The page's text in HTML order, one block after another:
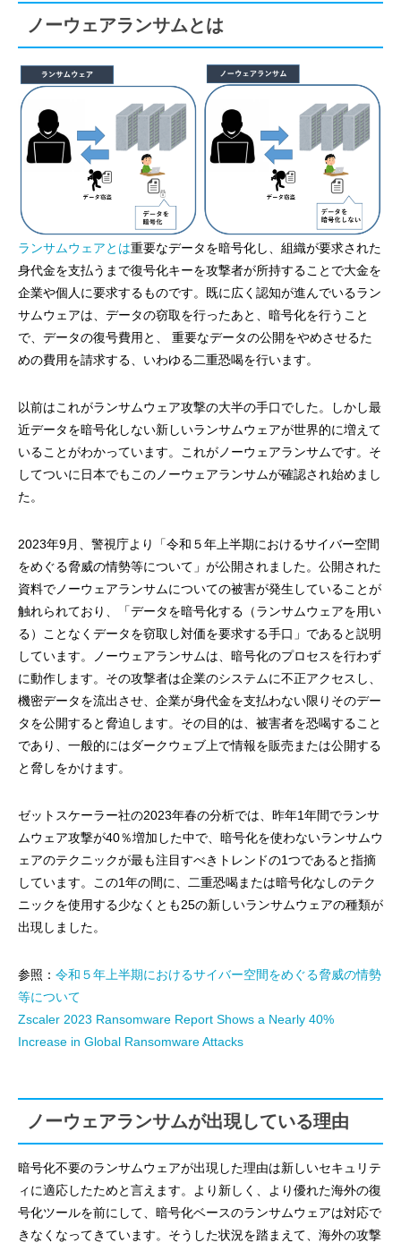
ノーウェアランサムとは
ランサムウェアとは重要なデータを暗号化し、組織が要求された
身代金を支払うまで復号化キーを攻撃者が所持することで大金を
企業や個人に要求するものです。既に広く認知が進んでいるラン
サムウェアは、データの窃取を行ったあと、暗号化を行うこと
で、データの復号費用と、 重要なデータの公開をやめさせるた
めの費用を請求する、いわゆる二重恐喝を行います。
以前はこれがランサムウェア攻撃の大半の手口でした。しかし最
近データを暗号化しない新しいランサムウェアが世界的に増えて
いることがわかっています。これがノーウェアランサムです。そ
してついに日本でもこのノーウェアランサムが確認され始めまし
た。
2023年9月、警視庁より「令和５年上半期におけるサイバー空間
をめぐる脅威の情勢等について」が公開されました。公開された
資料でノーウェアランサムについての被害が発生していることが
触れられており、「データを暗号化する（ランサムウェアを用い
る）ことなくデータを窃取し対価を要求する手口」であると説明
しています。ノーウェアランサムは、暗号化のプロセスを行わず
に動作します。その攻撃者は企業のシステムに不正アクセスし、
機密データを流出させ、企業が身代金を支払わない限りそのデー
タを公開すると脅迫します。その目的は、被害者を恐喝すること
であり、一般的にはダークウェブ上で情報を販売または公開する
と脅しをかけます。
ゼットスケーラー社の2023年春の分析では、昨年1年間でランサ
ムウェア攻撃が40％増加した中で、暗号化を使わないランサムウ
ェアのテクニックが最も注目すべきトレンドの1つであると指摘
しています。この1年の間に、二重恐喝または暗号化なしのテク
ニックを使用する少なくとも25の新しいランサムウェアの種類が
出現しました。
参照： 令和５年上半期におけるサイバー空間をめぐる脅威の情勢
等について
Zscaler 2023 Ransomware Report Shows a Nearly 40%
Increase in Global Ransomware Attacks
ノーウェアランサムが出現している理由
暗号化不要のランサムウェアが出現した理由は新しいセキュリテ
ィに適応したためと言えます。より新しく、より優れた海外の復
号化ツールを前にして、暗号化ベースのランサムウェアは対応で
きなくなってきています。そうした状況を踏まえて、海外の攻撃